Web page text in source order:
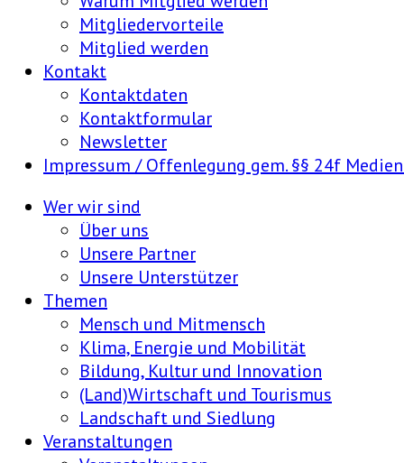
Mitgliedervorteile
Mitglied werden
Kontakt
Kontaktdaten
Kontaktformular
Newsletter
Impressum / Offenlegung gem. §§ 24f
Wer wir sind
Über uns
Unsere Partner
Unsere Unterstützer
Themen
Mensch und Mitmensch
Klima, Energie und Mobilität
Bildung, Kultur und Innovation
(Land)Wirtschaft und Tourismus
Landschaft und Siedlung
Veranstaltungen